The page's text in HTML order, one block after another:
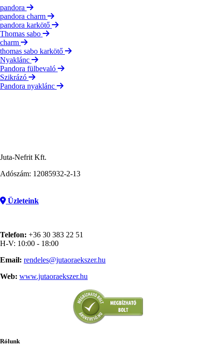
pandora
pandora charm
pandora karkötő
Thomas sabo
charm
thomas sabo karkötő
Nyaklánc
Pandora fülbevaló
Szikrázó
Pandora nyaklánc
Juta-Nefrit Kft.
Adószám: 12085932-2-13
Üzleteink
Telefon: +36 30 383 22 51
H-V: 10:00 - 18:00
Email: rendeles@jutaoraekszer.hu
Web: www.jutaoraekszer.hu
Rólunk